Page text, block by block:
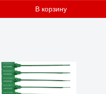
упаковка 1337376
В корзину